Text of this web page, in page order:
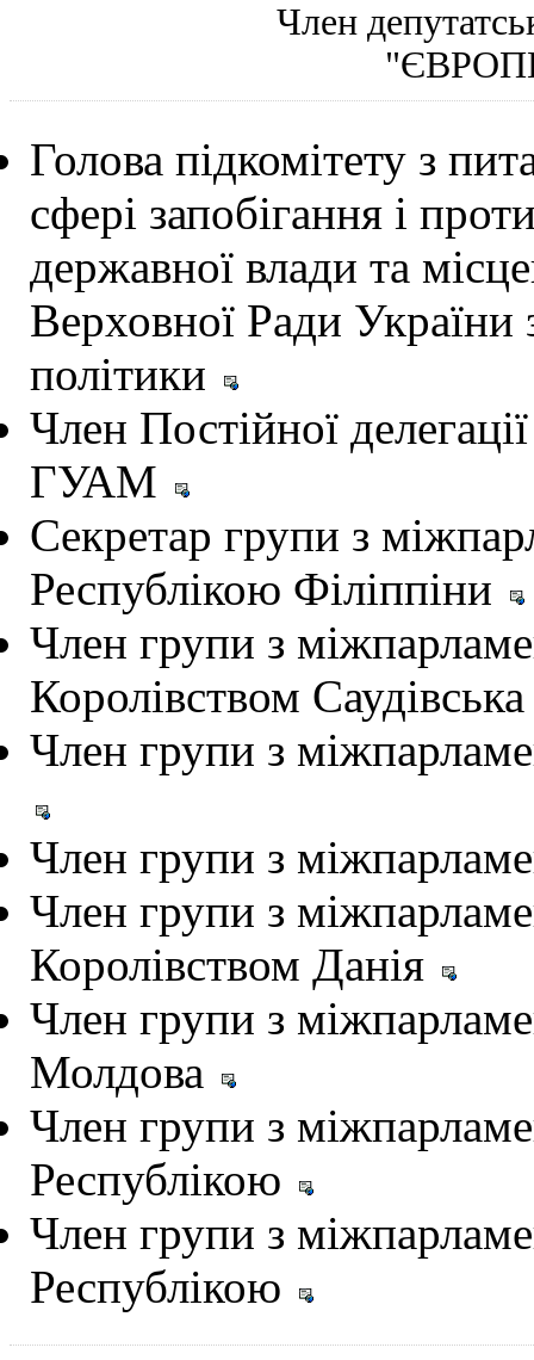
Член
Голова підкомітету з
сфері запобігання і
державної влади та
Верховної Ради України
політики
Член Постійної
ГУАМ
Секретар групи з
Республікою Філіппіни
Член групи з
Королівством
Член групи з
Член групи з
Член групи з
Королівством Данія
Член групи з
Молдова
Член групи з
Республікою
Член групи з
Республікою